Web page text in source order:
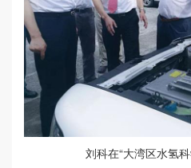
刘科在“大湾区水氢